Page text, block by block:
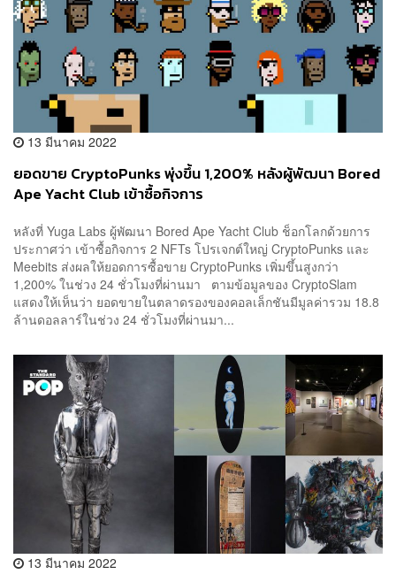
13 มีนาคม 2022
ยอดขาย CryptoPunks พุ่งขึ้น 1,200% หลังผู้พัฒนา Bored
Ape Yacht Club เข้าซื้อกิจการ
หลังที่ Yuga Labs ผู้พัฒนา Bored Ape Yacht Club ช็อกโลกด้วยการ
ประกาศว่า เข้าซื้อกิจการ 2 NFTs โปรเจกต์ใหญ่ CryptoPunks และ
Meebits ส่งผลให้ยอดการซื้อขาย CryptoPunks เพิ่มขึ้นสูงกว่า
1,200% ในช่วง 24 ชั่วโมงที่ผ่านมา ตามข้อมูลของ CryptoSlam
แสดงให้เห็นว่า ยอดขายในตลาดรองของคอลเล็กชันมีมูลค่ารวม 18.8
ล้านดอลลาร์ในช่วง 24 ชั่วโมงที่ผ่านมา...
13 มีนาคม 2022